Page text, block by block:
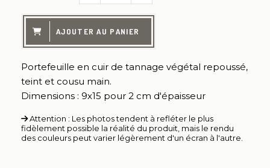
AJOUTER AU PANIER
Portefeuille en cuir de tannage végétal repoussé,
teint et cousu main.
Dimensions : 9x15 pour 2 cm d'épaisseur
Attention : Les photos tendent à refléter le plus
fidèlement possible la réalité du produit, mais le rendu
des couleurs peut varier légèrement d'un écran à l'autre.